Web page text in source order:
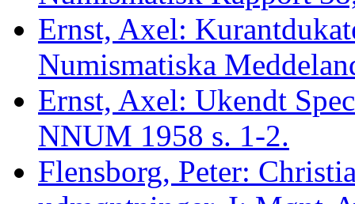
Ernst, Axel:
Numismatiska
Ernst, Axel: Ukendt
NNUM 1958 s. 1-2.
Flensborg, Peter: